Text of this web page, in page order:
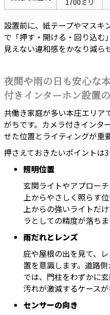
1700ミリ
設置前に、紙テープやマスキ
で「押す・開ける・回り込む
見えない違和感をかなり減ら
夜間や雨の日も安心な
付きインターホン設置
共働き家庭が多い本庄エリア
がちです。カメラ付きインタ
せた位置とライティングが重
押さえておきたいポイントは3
照明位置
玄関ライトやアプロー
上からやさしく照らす
上からの強いライトだ
ラとしての精度が落ちま
雨だれとレンズ
庇や屋根の出を見て、
置を意識します。道路
では、門柱をわずかに
汚れが激減するケースが
センサーの向き